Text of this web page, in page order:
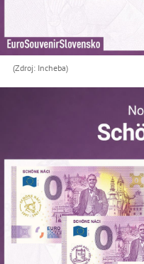
(Zdroj: Incheba)